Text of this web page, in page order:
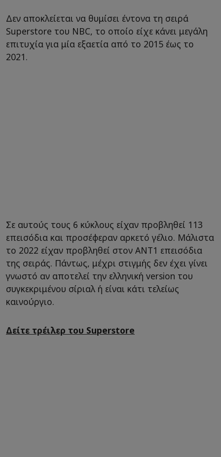
Δεν αποκλείεται να θυμίσει έντονα τη σειρά
Superstore του NBC, το οποίο είχε κάνει μεγάλη
επιτυχία για μία εξαετία από το 2015 έως το
2021.
Σε αυτούς τους 6 κύκλους είχαν προβληθεί 113
επεισόδια και προσέφεραν αρκετό γέλιο. Μάλιστα
το 2022 είχαν προβληθεί στον ΑΝΤ1 επεισόδια
της σειράς. Πάντως, μέχρι στιγμής δεν έχει γίνει
γνωστό αν αποτελεί την ελληνική version του
συγκεκριμένου σίριαλ ή είναι κάτι τελείως
καινούργιο.
Δείτε τρέιλερ του Superstore